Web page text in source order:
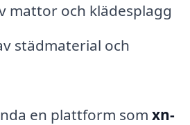
mattor och klädesplagg
städmaterial och
en plattform som xn-